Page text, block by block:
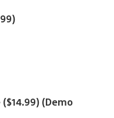
(Demo